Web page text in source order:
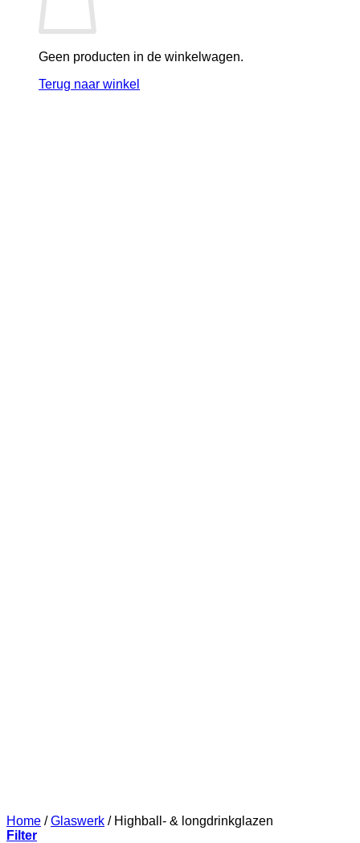
Geen producten in de winkelwagen.
Terug naar winkel
Home / Glaswerk /Highball- & longdrinkglazen
Filter